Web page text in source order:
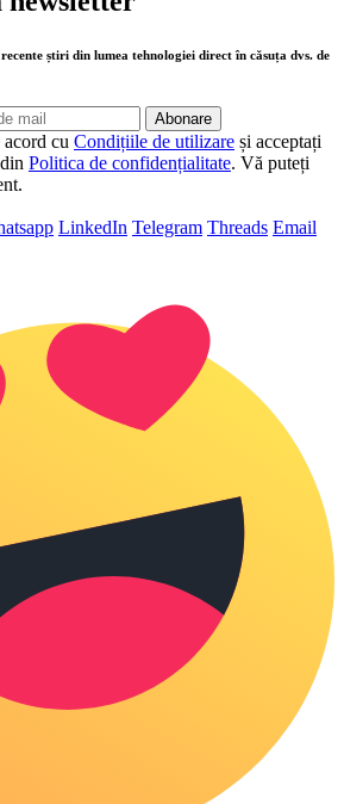
știri din lumea tehnologiei direct în căsuța dvs. de
cu Condițiile de utilizare și acceptați
Politica de confidențialitate. Vă puteți
LinkedIn Telegram Threads Email